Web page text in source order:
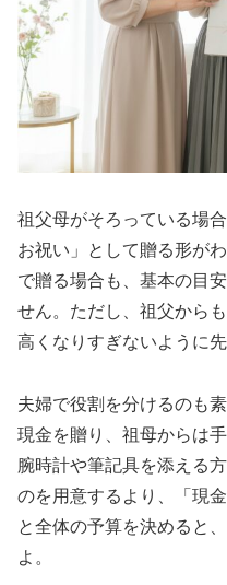
祖父母がそろっている場
お祝い」として贈る形が
で贈る場合も、基本の目
せん。ただし、祖父から
高くなりすぎないように
夫婦で役割を分けるのも
現金を贈り、祖母からは
腕時計や筆記具を添える
のを用意するより、「現
と全体の予算を決めると
よ。